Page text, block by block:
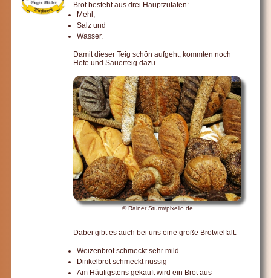
Brot besteht aus drei Hauptzutaten:
Mehl,
Salz und
Wasser.
Damit dieser Teig schön aufgeht, kommten noch
Hefe und Sauerteig dazu.
© Rainer Sturm/pixelio.de
Dabei gibt es auch bei uns eine große Brotvielfalt:
Weizenbrot schmeckt sehr mild
Dinkelbrot schmeckt nussig
Am Häufigstens gekauft wird ein Brot aus